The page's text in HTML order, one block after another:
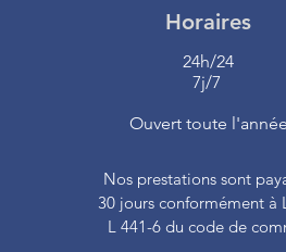
Livraison d’un escalier en
colimaçon au siège de
Horaires
24h/24
7j/7
Ouvert toute l'année
Nos prestations sont
30 jours conformément à
L 441-6 du code de